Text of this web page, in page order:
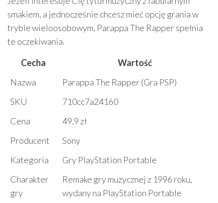
smakiem, a jednocześnie chcesz mieć opcję grania w
trybie wieloosobowym, Parappa The Rapper spełnia
te oczekiwania.
Cecha
Wartość
Nazwa
Parappa The Rapper (Gra PSP)
SKU
710cc7a24160
Cena
49.9 zł
Producent
Sony
Kategoria
Gry PlayStation Portable
Charakter
gry
Remake gry muzycznej z 1996 roku,
wydany na PlayStation Portable